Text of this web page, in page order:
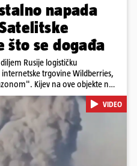
napada
što se događa
Rusije logističku
trgovine Wildberries,
Kijev na ove objekte ne
skladišta, već tvrdi da ih ruske
za skladištenje i
opreme koja se koristi u
i kao izravan odgovor na ruska
i logističke infrastrukture te
rata prenesu dublje na ruski
VIDEO